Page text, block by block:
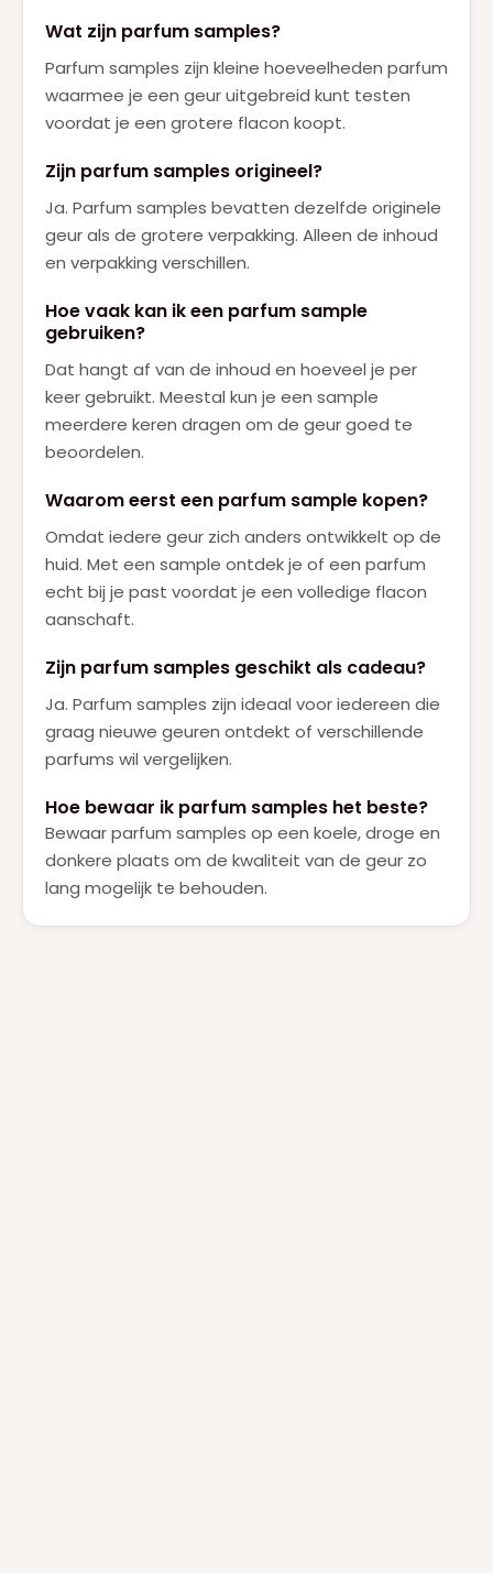
Wat zijn parfum samples?
Parfum samples zijn kleine hoeveelheden parfum
waarmee je een geur uitgebreid kunt testen
voordat je een grotere flacon koopt.
Zijn parfum samples origineel?
Ja. Parfum samples bevatten dezelfde originele
geur als de grotere verpakking. Alleen de inhoud
en verpakking verschillen.
Hoe vaak kan ik een parfum sample
gebruiken?
Dat hangt af van de inhoud en hoeveel je per
keer gebruikt. Meestal kun je een sample
meerdere keren dragen om de geur goed te
beoordelen.
Waarom eerst een parfum sample kopen?
Omdat iedere geur zich anders ontwikkelt op de
huid. Met een sample ontdek je of een parfum
echt bij je past voordat je een volledige flacon
aanschaft.
Zijn parfum samples geschikt als cadeau?
Ja. Parfum samples zijn ideaal voor iedereen die
graag nieuwe geuren ontdekt of verschillende
parfums wil vergelijken.
Hoe bewaar ik parfum samples het beste?
Bewaar parfum samples op een koele, droge en
donkere plaats om de kwaliteit van de geur zo
lang mogelijk te behouden.